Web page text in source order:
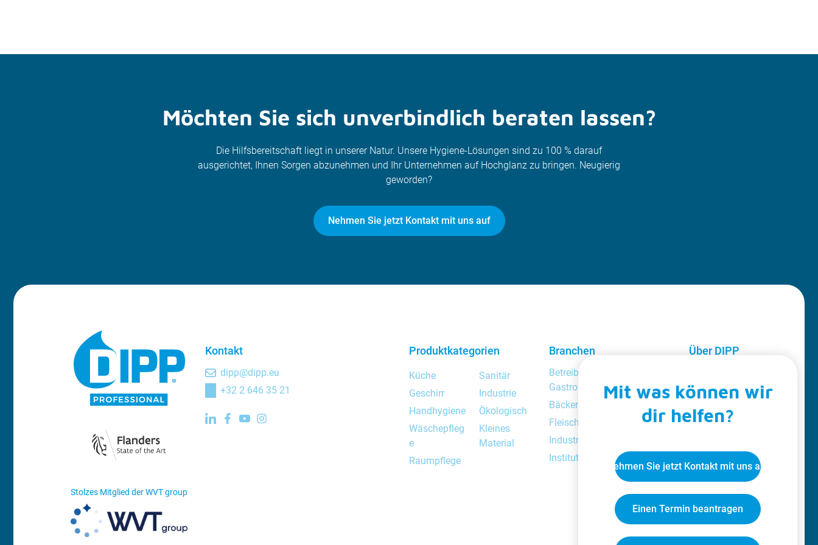
Möchten Sie sich unverbindlich beraten lassen?
Die Hilfsbereitschaft liegt in unserer Natur. Unsere Hygiene-Lösungen sind zu 100 % darauf
ausgerichtet, Ihnen Sorgen abzunehmen und Ihr Unternehmen auf Hochglanz zu bringen. Neugierig
geworden?
Nehmen Sie jetzt Kontakt mit uns auf
Stolzes Mitglied der WVT group
Kontakt
dipp@dipp.eu
+32 2 646 35 21
Produktkategorien
Küche
Geschirr
Handhygiene
Wäschepfleg
e
Raumpflege
Sanitär
Industrie
Ökologisch
Kleines
Material
Branchen
Betreiber von
Gastronomieunternehmen
Bäckereien
Fleischereien
Industrie
Institutionen
Über DIPP
Über uns
Kundentreue
Katalog
Jobs
Blog
Mit was können wir
dir helfen?
Nehmen Sie jetzt Kontakt mit uns auf
Einen Termin beantragen